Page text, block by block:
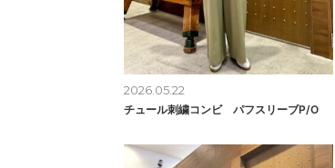
2026.05.22
チュール刺繍コンビ パフスリーブP/O